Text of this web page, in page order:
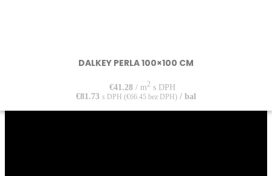
DALKEY PERLA 100×100 CM
€41.28/ m2s DPH
€81.73 s DPH (€66.45 bez DPH) / bal